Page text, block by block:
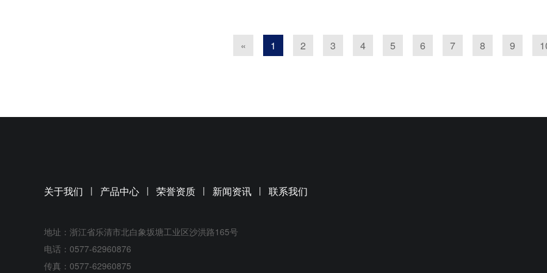
« 1 2 3 4 5 6 7 8 9
关于我们 | 产品中心 | 荣誉资质 | 新闻资讯 | 联系我们
地址：浙江省乐清市北白象坂塘工业区沙洪路165号
电话：0577-62960876
传真：0577-62960875